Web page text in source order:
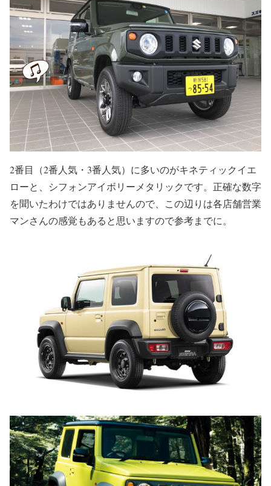
2番目（2番人気・3番人気）に多いのがキネティックイエ
ローと、シフォンアイボリーメタリックです。正確な数字
を聞いたわけではありませんので、この辺りは各店舗営業
マンさんの感覚もあると思いますので参考までに。